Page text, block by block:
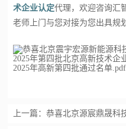
术企业认定代理，欢迎咨询汇
老师上门与您对接为您出具规
2025年高新第四批通过名单.pdf
上一篇： 恭喜北京源宸鼎晟科技有限公司